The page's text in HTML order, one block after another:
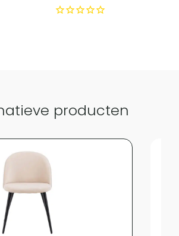
Eetkamerstoelen
producten